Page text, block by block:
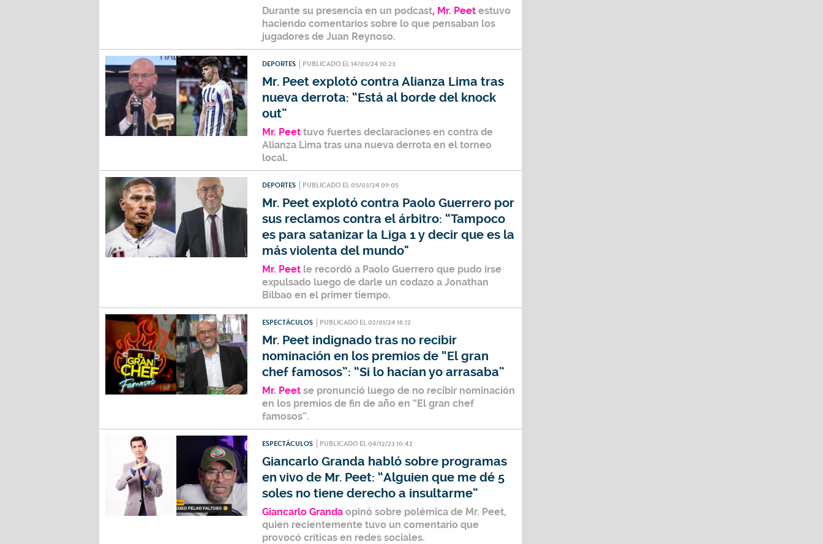
Durante su presencia en un podcast, Mr. Peet estuvo
haciendo comentarios sobre lo que pensaban los
jugadores de Juan Reynoso.
DEPORTES PUBLICADO EL 14/03/24 10:23
Mr. Peet explotó contra Alianza Lima tras
nueva derrota: “Está al borde del knock
out”
Mr. Peet tuvo fuertes declaraciones en contra de
Alianza Lima tras una nueva derrota en el torneo
local.
DEPORTES PUBLICADO EL 05/03/24 09:05
Mr. Peet explotó contra Paolo Guerrero por
sus reclamos contra el árbitro: “Tampoco
es para satanizar la Liga 1 y decir que es la
más violenta del mundo"
Mr. Peet le recordó a Paolo Guerrero que pudo irse
expulsado luego de darle un codazo a Jonathan
Bilbao en el primer tiempo.
ESPECTÁCULOS PUBLICADO EL 02/01/24 16:12
Mr. Peet indignado tras no recibir
nominación en los premios de “El gran
chef famosos”: “Si lo hacían yo arrasaba”
Mr. Peet se pronunció luego de no recibir nominación
en los premios de fin de año en “El gran chef
famosos”.
ESPECTÁCULOS PUBLICADO EL 04/12/23 10:42
Giancarlo Granda habló sobre programas
en vivo de Mr. Peet: “Alguien que me dé 5
soles no tiene derecho a insultarme”
Giancarlo Granda opinó sobre polémica de Mr. Peet,
quien recientemente tuvo un comentario que
provocó críticas en redes sociales.